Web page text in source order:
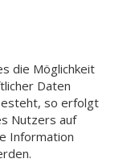
die Möglichkeit
Daten
so erfolgt
Nutzers auf
Information